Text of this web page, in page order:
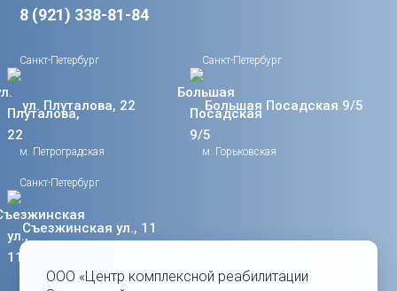
ООО «Центр комплексной реабилитации
8 (921) 338-81-84
Санкт-Петербург
ул. Плуталова, 22
м. Петроградская
Санкт-Петербург
Большая Посадская 9/5
м. Горьковская
Санкт-Петербург
Съезжинская ул., 11
м. Спортивная